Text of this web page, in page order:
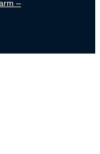
–